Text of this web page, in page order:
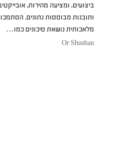
ביצועים, ומציעה מהירות,
ותובנות מבוססות נתונים.
מלאכותית נושאת סיכונים כמו…
Or Shushan